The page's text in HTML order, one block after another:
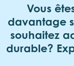
Vous
davantage
souhaitez
durable?